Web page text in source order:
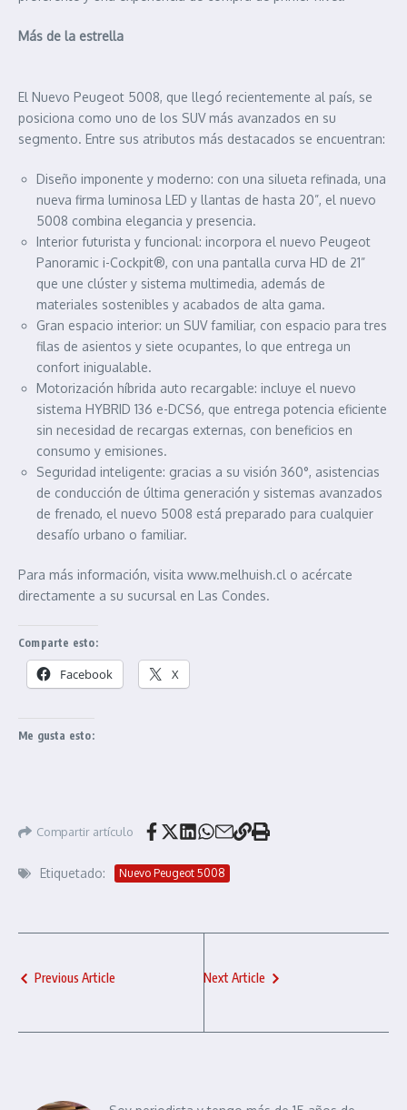
Más de la estrella
El Nuevo Peugeot 5008, que llegó recientemente al país, se
posiciona como uno de los SUV más avanzados en su
segmento. Entre sus atributos más destacados se encuentran:
Diseño imponente y moderno: con una silueta refinada, una
nueva firma luminosa LED y llantas de hasta 20”, el nuevo
5008 combina elegancia y presencia.
Interior futurista y funcional: incorpora el nuevo Peugeot
Panoramic i-Cockpit®, con una pantalla curva HD de 21”
que une clúster y sistema multimedia, además de
materiales sostenibles y acabados de alta gama.
Gran espacio interior: un SUV familiar, con espacio para tres
filas de asientos y siete ocupantes, lo que entrega un
confort inigualable.
Motorización híbrida auto recargable: incluye el nuevo
sistema HYBRID 136 e-DCS6, que entrega potencia eficiente
sin necesidad de recargas externas, con beneficios en
consumo y emisiones.
Seguridad inteligente: gracias a su visión 360°, asistencias
de conducción de última generación y sistemas avanzados
de frenado, el nuevo 5008 está preparado para cualquier
desafío urbano o familiar.
Para más información, visita www.melhuish.cl o acércate
directamente a su sucursal en Las Condes.
Comparte esto:
Facebook X
Me gusta esto:
Compartir artículo
Etiquetado: Nuevo Peugeot 5008
Previous Article Next Article